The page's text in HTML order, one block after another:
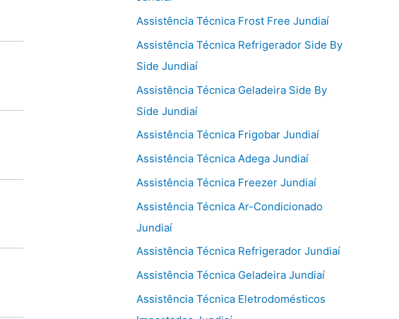
Assistência Técnica Frost Free Jundiaí
Assistência Técnica Refrigerador Side By
Side Jundiaí
Assistência Técnica Geladeira Side By
Side Jundiaí
Assistência Técnica Frigobar Jundiaí
Assistência Técnica Adega Jundiaí
Assistência Técnica Freezer Jundiaí
Assistência Técnica Ar-Condicionado
Jundiaí
Assistência Técnica Refrigerador Jundiaí
Assistência Técnica Geladeira Jundiaí
Assistência Técnica Eletrodomésticos